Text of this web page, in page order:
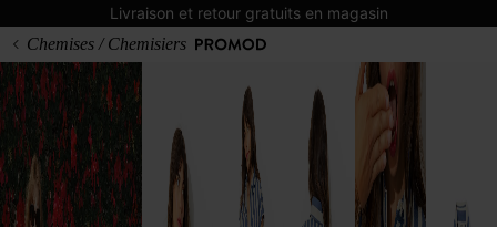
Livraison et retour gratuits en magasin
Chemises / Chemisiers